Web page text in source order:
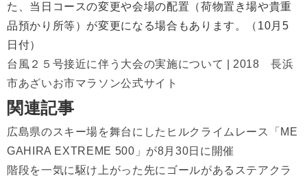
た、当日コースの変更や会場の配置（荷物置き場や貴重
品預かり所等）が変更になる場合もあります。（10月5
日付）
台風２５号接近に伴う大会の実施について | 2018 長浜
市あざいお市マラソン公式サイト
関連記事
広島県のスキー場を舞台にしたヒルクライムレース「ME
GAHIRA EXTREME 500」が8月30日に開催
階段を一気に駆け上がった先にゴールがあるステアクラ